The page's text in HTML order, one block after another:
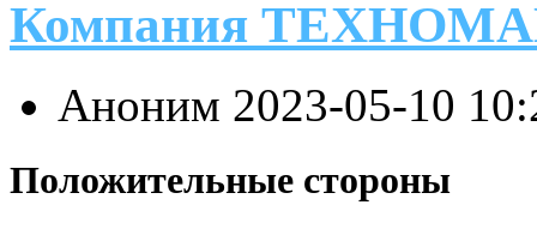
Компания
Аноним 2023-05-10
Положительные стороны